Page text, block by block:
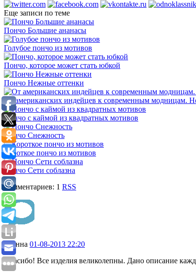
Еще записи по теме
Пончо Большие ананасы
Голубое пончо из мотивов
Пончо, которое может стать юбкой
Пончо Нежные оттенки
От американских индейцев к современным модницам.
Пончо с каймой из квадратных мотивов
Пончо Снежность
Короткое пончо из мотивов
Пончо Сети соблазна
Комментариев: 1 RSS
1 Анна 01-08-2013 22:20
Спасибо! Все изделия великолепны. Дано описание